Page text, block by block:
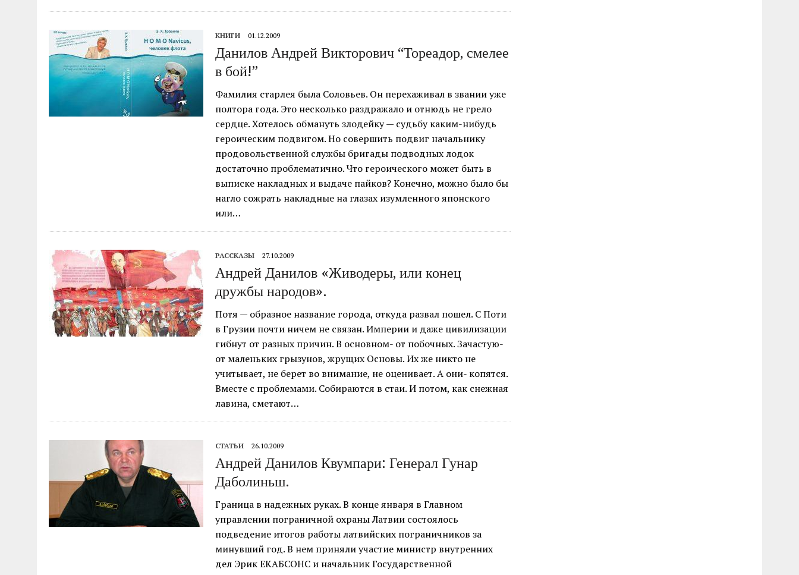
КНИГИ 01.12.2009
Данилов Андрей Викторович “Тореадор, смелее
в бой!”
Фамилия старлея была Соловьев. Он перехаживал в звании уже
полтора года. Это несколько раздражало и отнюдь не грело
сердце. Хотелось обмануть злодейку — судьбу каким-нибудь
героическим подвигом. Но совершить подвиг начальнику
продовольственной службы бригады подводных лодок
достаточно проблематично. Что героического может быть в
выписке накладных и выдаче пайков? Конечно, можно было бы
нагло сожрать накладные на глазах изумленного японского
или…
РАССКАЗЫ 27.10.2009
Андрей Данилов «Живодеры, или конец
дружбы народов».
Потя — образное название города, откуда развал пошел. С Поти
в Грузии почти ничем не связан. Империи и даже цивилизации
гибнут от разных причин. В основном- от побочных. Зачастую-
от маленьких грызунов, жрущих Основы. Их же никто не
учитывает, не берет во внимание, не оценивает. А они- копятся.
Вместе с проблемами. Собираются в стаи. И потом, как снежная
лавина, сметают…
СТАТЬИ 26.10.2009
Андрей Данилов Квумпари: Генерал Гунар
Даболиньш.
Граница в надежных руках. В конце января в Главном
управлении пограничной охраны Латвии состоялось
подведение итогов работы латвийских пограничников за
минувший год. В нем приняли участие министр внутренних
дел Эрик ЕКАБСОНС и начальник Государственной